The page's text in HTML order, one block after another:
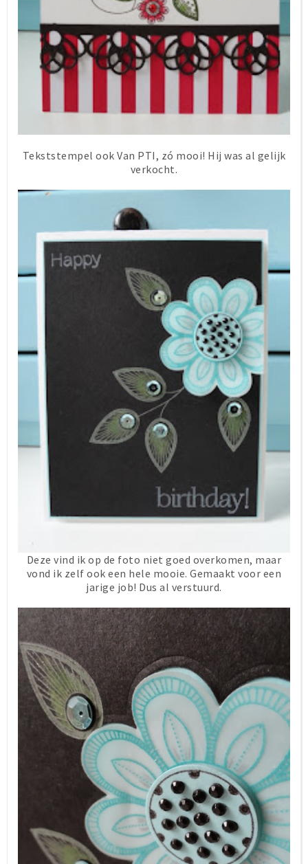
Tekststempel ook Van PTI, zó mooi! Hij was al gelijk
verkocht.
Deze vind ik op de foto niet goed overkomen, maar
vond ik zelf ook een hele mooie. Gemaakt voor een
jarige job! Dus al verstuurd.